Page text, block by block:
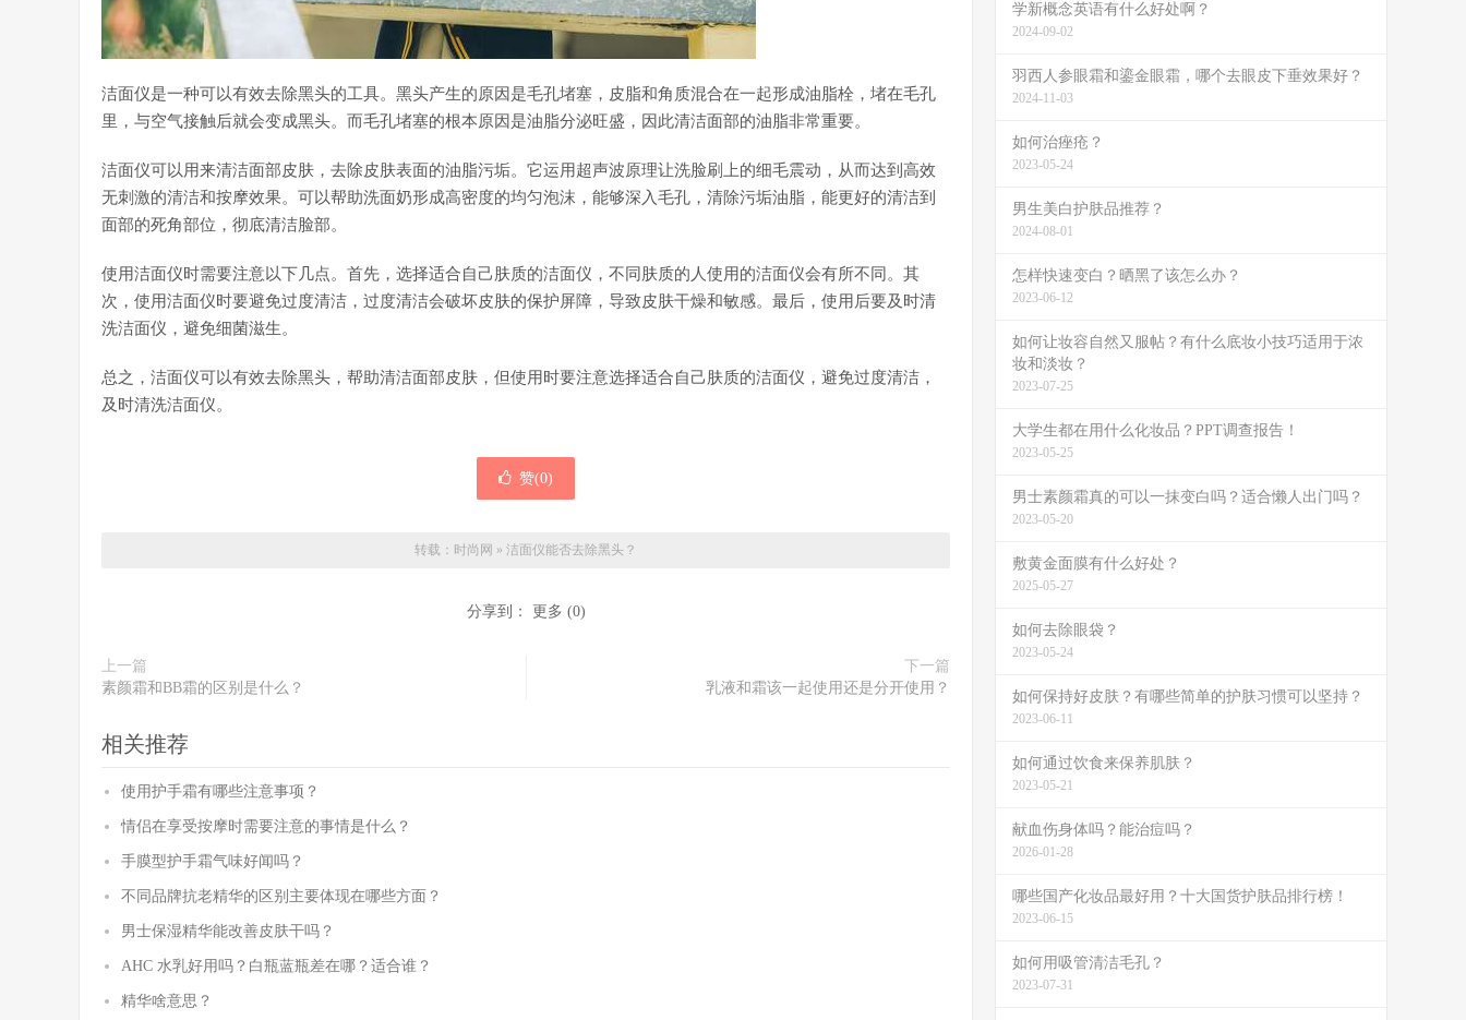
洁面仪是一种可以有效去除黑头的工具。黑头产生的原因是毛孔堵塞，皮脂和角质混合在一起形成油脂栓，堵在毛孔
里，与空气接触后就会变成黑头。而毛孔堵塞的根本原因是油脂分泌旺盛，因此清洁面部的油脂非常重要。
洁面仪可以用来清洁面部皮肤，去除皮肤表面的油脂污垢。它运用超声波原理让洗脸刷上的细毛震动，从而达到高效
无刺激的清洁和按摩效果。可以帮助洗面奶形成高密度的均匀泡沫，能够深入毛孔，清除污垢油脂，能更好的清洁到
面部的死角部位，彻底清洁脸部。
使用洁面仪时需要注意以下几点。首先，选择适合自己肤质的洁面仪，不同肤质的人使用的洁面仪会有所不同。其
次，使用洁面仪时要避免过度清洁，过度清洁会破坏皮肤的保护屏障，导致皮肤干燥和敏感。最后，使用后要及时清
洗洁面仪，避免细菌滋生。
总之，洁面仪可以有效去除黑头，帮助清洁面部皮肤，但使用时要注意选择适合自己肤质的洁面仪，避免过度清洁，
及时清洗洁面仪。
赞(0)
转载： 时尚网 » 洁面仪能否去除黑头？
分享到： 更多 (0)
上一篇
素颜霜和BB霜的区别是什么？
下一篇
乳液和霜该一起使用还是分开使用？
相关推荐
使用护手霜有哪些注意事项？
情侣在享受按摩时需要注意的事情是什么？
手膜型护手霜气味好闻吗？
不同品牌抗老精华的区别主要体现在哪些方面？
男士保湿精华能改善皮肤干吗？
AHC 水乳好用吗？白瓶蓝瓶差在哪？适合谁？
精华啥意思？
学新概念英语有什么好处啊？
2024-09-02
羽西人参眼霜和鎏金眼霜，哪个去眼皮下垂效果好？
2024-11-03
如何治痤疮？
2023-05-24
男生美白护肤品推荐？
2024-08-01
怎样快速变白？晒黑了该怎么办？
2023-06-12
如何让妆容自然又服帖？有什么底妆小技巧适用于浓
妆和淡妆？
2023-07-25
大学生都在用什么化妆品？PPT调查报告！
2023-05-25
男士素颜霜真的可以一抹变白吗？适合懒人出门吗？
2023-05-20
敷黄金面膜有什么好处？
2025-05-27
如何去除眼袋？
2023-05-24
如何保持好皮肤？有哪些简单的护肤习惯可以坚持？
2023-06-11
如何通过饮食来保养肌肤？
2023-05-21
献血伤身体吗？能治痘吗？
2026-01-28
哪些国产化妆品最好用？十大国货护肤品排行榜！
2023-06-15
如何用吸管清洁毛孔？
2023-07-31